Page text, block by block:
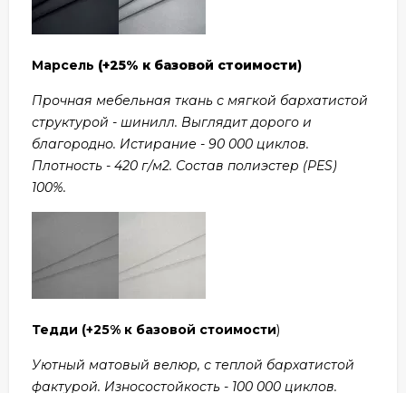
Марсель (+25% к базовой стоимости)
Прочная мебельная ткань с мягкой бархатистой
структурой - шинилл. Выглядит дорого и
благородно. Истирание - 90 000 циклов.
Плотность - 420 г/м2. Состав полиэстер (PES)
100%.
Тедди (+25% к базовой стоимости)
Уютный матовый велюр, с теплой бархатистой
фактурой. Износостойкость - 100 000 циклов.